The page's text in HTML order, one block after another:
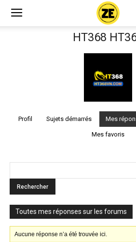
HT368
Profil Sujets démarrés Mes
Mes favoris
Toutes mes réponses sur les forums
Aucune réponse n’a été trouvée ici.